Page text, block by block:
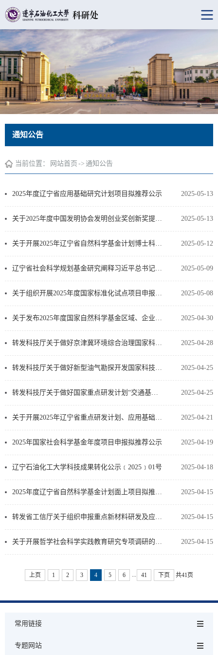
通知公告
当前位置： 网站首页 -> 通知公告
2025-05-13
2025年度辽宁省应用基础研究计划项目拟推荐公示
2025-05-13
2025-05-12
2025-05-09
2025-05-08
2025-04-30
2025-04-28
2025-04-25
2025-04-25
2025-04-21
2025-04-19
2025年国家社会科学基金年度项目申报拟推荐公示
2025-04-18
辽宁石油化工大学科技成果转化公示﹝2025﹞01号
2025-04-15
2025-04-15
2025-04-15
上页 1 2 3 4 5 6 41 下页 共41页
常用链接
专题网站